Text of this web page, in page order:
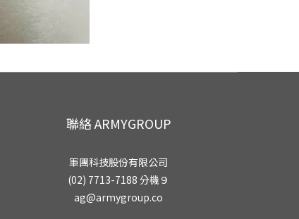
聯絡 ARMYGROUP
軍團科技股份有限公司
(02) 7713-7188 分機９
ag@armygroup.co